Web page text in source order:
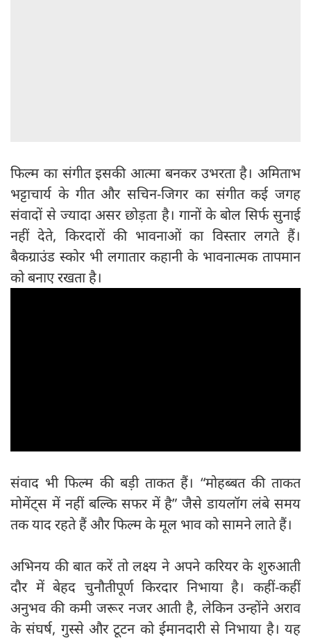
फिल्म का संगीत इसकी आत्मा बनकर उभरता है। अमिताभ
भट्टाचार्य के गीत और सचिन-जिगर का संगीत कई जगह
संवादों से ज्यादा असर छोड़ता है। गानों के बोल सिर्फ सुनाई
नहीं देते, किरदारों की भावनाओं का विस्तार लगते हैं।
बैकग्राउंड स्कोर भी लगातार कहानी के भावनात्मक तापमान
को बनाए रखता है।
संवाद भी फिल्म की बड़ी ताकत हैं। “मोहब्बत की ताकत
मोमेंट्स में नहीं बल्कि सफर में है” जैसे डायलॉग लंबे समय
तक याद रहते हैं और फिल्म के मूल भाव को सामने लाते हैं।
अभिनय की बात करें तो लक्ष्य ने अपने करियर के शुरुआती
दौर में बेहद चुनौतीपूर्ण किरदार निभाया है। कहीं-कहीं
अनुभव की कमी जरूर नजर आती है, लेकिन उन्होंने अराव
के संघर्ष, गुस्से और टूटन को ईमानदारी से निभाया है। यह